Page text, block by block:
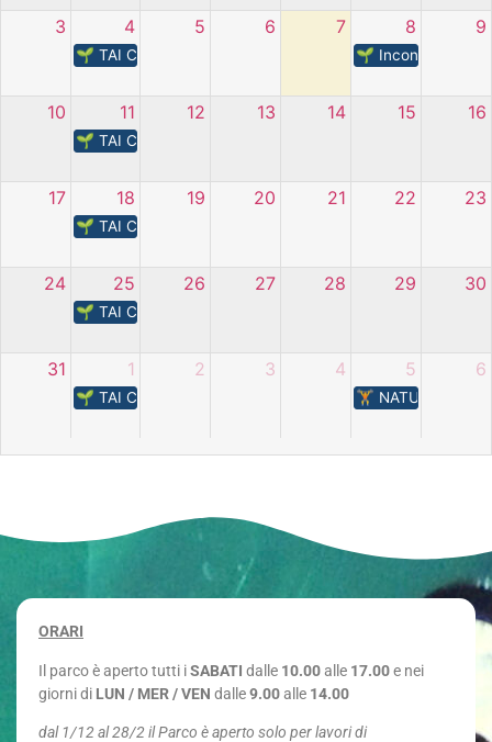
3 4
🌱 TAI CHI – L’energia della natura
5 6 7 8
🌱​ Incontri
9
10 11
🌱 TAI CHI – L’energia della natura
12 13 14 15 16
17 18
🌱 TAI CHI – L’energia della natura
19 20 21 22 23
24 25
🌱 TAI CHI – L’energia della natura
26 27 28 29 30
31 1
🌱 TAI CHI – L’energia della natura
2 3 4 5
🏋️​ NATURA IN
6
ORARI
Il parco è aperto tutti iSABATI dalle 10.00alle 17.00e nei
giorni di LUN / MER / VEN dalle9.00alle 14.00
dal 1/12 al 28/2 il Parco è aperto solo per lavori di